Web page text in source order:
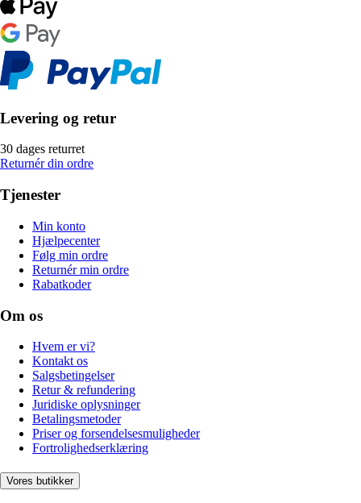
Levering og retur
30 dages returret
Returnér din ordre
Tjenester
Min konto
Hjælpecenter
Følg min ordre
Returnér min ordre
Rabatkoder
Om os
Hvem er vi?
Kontakt os
Salgsbetingelser
Retur & refundering
Juridiske oplysninger
Betalingsmetoder
Priser og forsendelsesmuligheder
Fortrolighedserklæring
Vores butikker